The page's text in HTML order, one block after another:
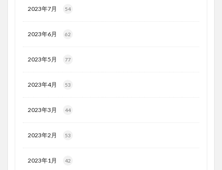
2023年7月 54
2023年6月 62
2023年5月 77
2023年4月 53
2023年3月 44
2023年2月 53
2023年1月 42